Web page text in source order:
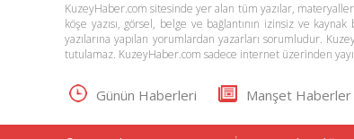
KuzeyHaber.com sitesinde yer alan tüm yazılar,
köşe yazısı, görsel, belge ve bağlantının izinsiz ve
yazılarına yapılan yorumlardan yazarları sorumludur.
tutulamaz. KuzeyHaber.com sadece internet üzerinden
Günün Haberleri Manşet Haberler